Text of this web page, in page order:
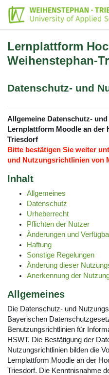
Zum Hauptinhalt
Lernplattform
Weihenstephan-
Datenschutz- und
Allgemeine Datenschutz-
Lernplattform Moodle an der
Triesdorf
Bitte bestätigen Sie weiter
und Nutzungsrichtlinien von
Inhalt
Allgemeines
Datenschutz
Urheberrecht
Pflichten der Nutzer
Änderungen und
Haftung
Sonstige Regelungen
Änderung dieser
Anerkennung der
Allgemeines
Die Datenschutz- und
Bayerischen
Benutzungsrichtlinien für
HSWT. Die Bestätigung der
Nutzungsrichtlinien bilden die
Lernplattform Moodle an der
Triesdorf. Die Kenntnisnahme